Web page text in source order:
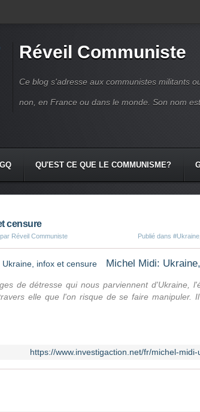
Réveil Communiste
Ce blog s'adresse aux communistes militants
non, en France ou dans le monde. Son nom
GQ QU'EST CE QUE LE COMMUNISME?
censure
par Réveil Communiste Publié dans #Ukraine
Michel Midi:
de détresse qui nous parviennent d'Ukraine,
elle que l'on risque de se faire manipuler.
https://www.investigaction.net/fr/michel-